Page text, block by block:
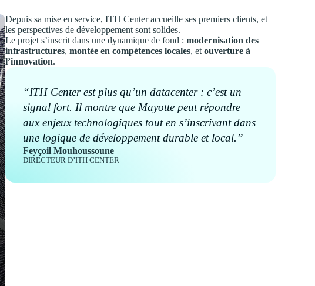
Depuis sa mise en service, ITH Center accueille ses premiers clients, et
les perspectives de développement sont solides.
Le projet s’inscrit dans une dynamique de fond : modernisation des
infrastructures, montée en compétences locales, et ouverture à
l’innovation.
“ITH Center est plus qu’un datacenter : c’est un
signal fort. Il montre que Mayotte peut répondre
aux enjeux technologiques tout en s’inscrivant dans
une logique de développement durable et local.”
Feyçoil Mouhoussoune
DIRECTEUR D’ITH CENTER